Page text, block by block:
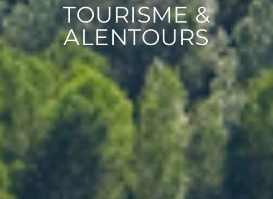
TOURISME &
ALENTOURS